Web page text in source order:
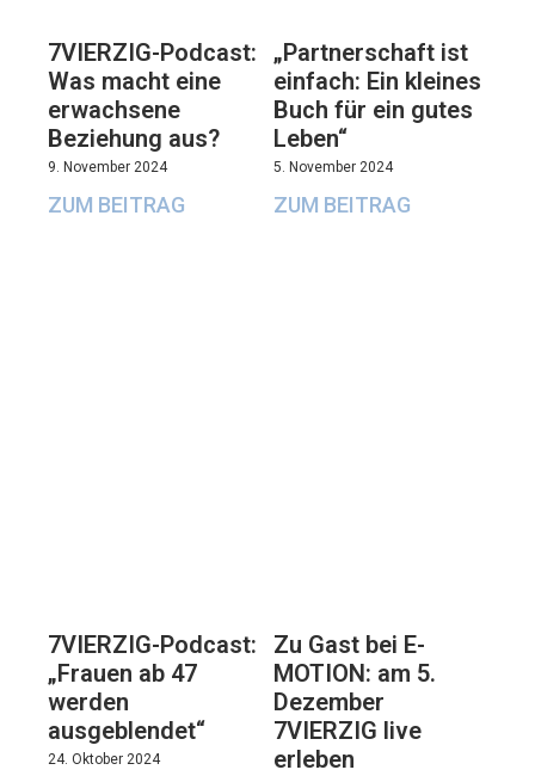
7VIERZIG-Podcast:
Was macht eine
erwachsene
Beziehung aus?
9. November 2024
ZUM BEITRAG
„Partnerschaft ist
einfach: Ein kleines
Buch für ein gutes
Leben“
5. November 2024
ZUM BEITRAG
7VIERZIG-Podcast:
„Frauen ab 47
werden
ausgeblendet“
24. Oktober 2024
Zu Gast bei E-
MOTION: am 5.
Dezember
7VIERZIG live
erleben